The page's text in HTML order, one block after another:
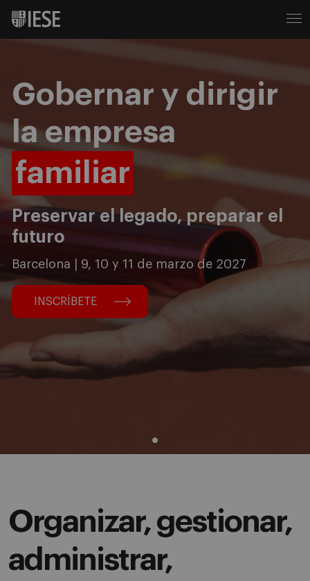
Gobernar y dirigir
la empresa
familiar
Preservar el legado, preparar el
futuro
Barcelona | 9, 10 y 11 de marzo de 2027
INSCRÍBETE
Organizar, gestionar,
administrar,